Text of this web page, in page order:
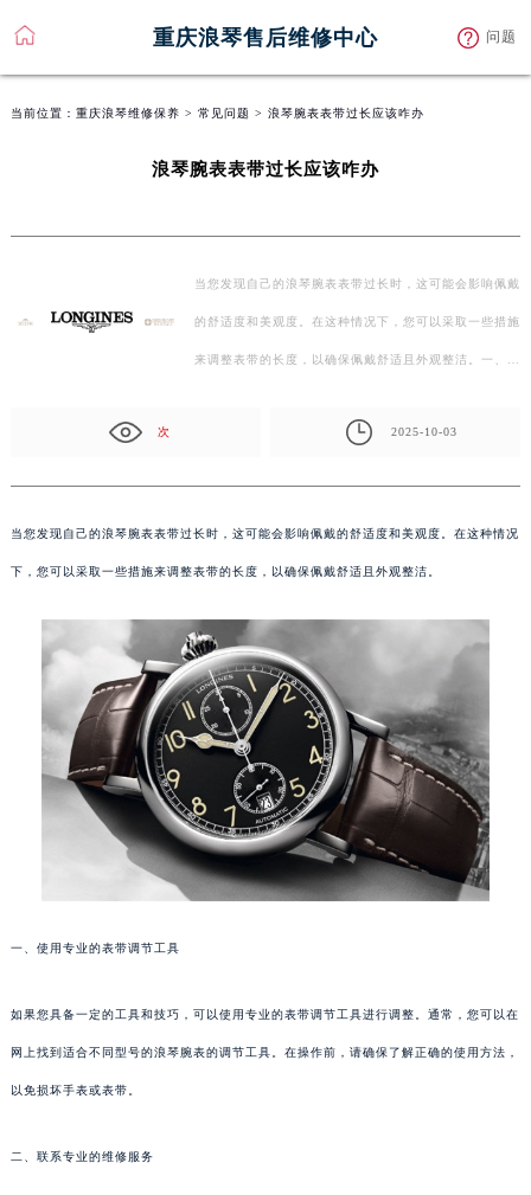
重庆浪琴售后维修中心 问题
当前位置： 重庆浪琴维修保养 > 常见问题 > 浪琴腕表表带过长应该咋办
浪琴腕表表带过长应该咋办
当您发现自己的浪琴腕表表带过长时，这可能会影响佩戴
的舒适度和美观度。在这种情况下，您可以采取一些措施
来调整表带的长度，以确保佩戴舒适且外观整洁。一、…
次 2025-10-03
当您发现自己的浪琴腕表表带过长时，这可能会影响佩戴的舒适度和美观度。在这种情况
下，您可以采取一些措施来调整表带的长度，以确保佩戴舒适且外观整洁。
一、使用专业的表带调节工具
如果您具备一定的工具和技巧，可以使用专业的表带调节工具进行调整。通常，您可以在
网上找到适合不同型号的浪琴腕表的调节工具。在操作前，请确保了解正确的使用方法，
以免损坏手表或表带。
二、联系专业的维修服务